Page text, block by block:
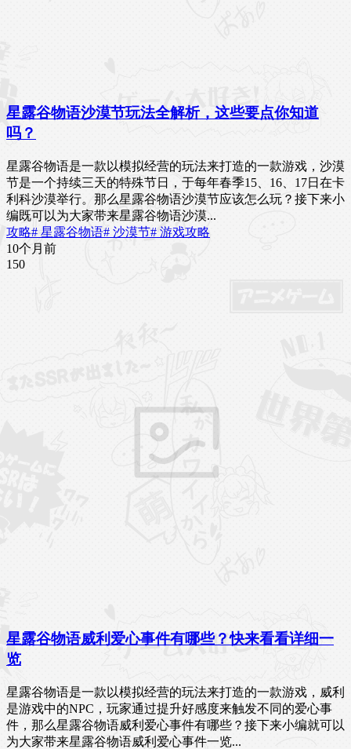
星露谷物语沙漠节玩法全解析，这些要点你知道
吗？
星露谷物语是一款以模拟经营的玩法来打造的一款游戏，沙漠
节是一个持续三天的特殊节日，于每年春季15、16、17日在卡
利科沙漠举行。那么星露谷物语沙漠节应该怎么玩？接下来小
编既可以为大家带来星露谷物语沙漠...
攻略# 星露谷物语# 沙漠节# 游戏攻略
10个月前
150
星露谷物语威利爱心事件有哪些？快来看看详细一
览
星露谷物语是一款以模拟经营的玩法来打造的一款游戏，威利
是游戏中的NPC，玩家通过提升好感度来触发不同的爱心事
件，那么星露谷物语威利爱心事件有哪些？接下来小编就可以
为大家带来星露谷物语威利爱心事件一览...